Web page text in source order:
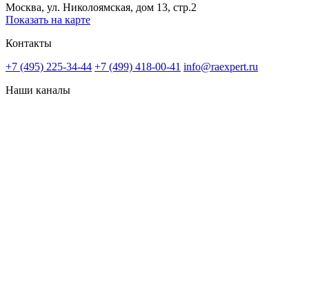
Москва, ул. Николоямская, дом 13, стр.2
Показать на карте
Контакты
+7 (495) 225-34-44 +7 (499) 418-00-41 info@raexpert.ru
Наши каналы